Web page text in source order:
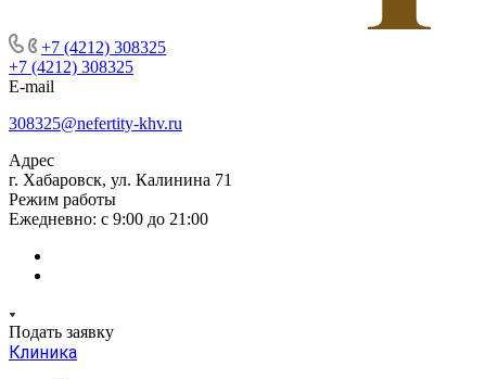
+7 (4212) 308325
+7 (4212) 308325
E-mail
308325@nefertity-khv.ru
Адрес
г. Хабаровск, ул. Калинина 71
Режим работы
Ежедневно: с 9:00 до 21:00
Подать заявку
Клиника